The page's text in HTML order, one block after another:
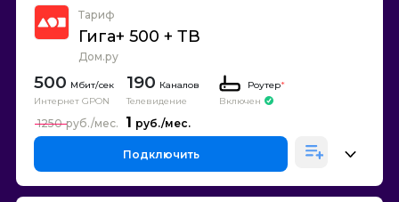
Тариф
Гига+ 500 + ТВ
Дом.ру
500
Интернет GPON
190 Каналов
Телевидение
Роутер*
Включен
1
1250
Подключить